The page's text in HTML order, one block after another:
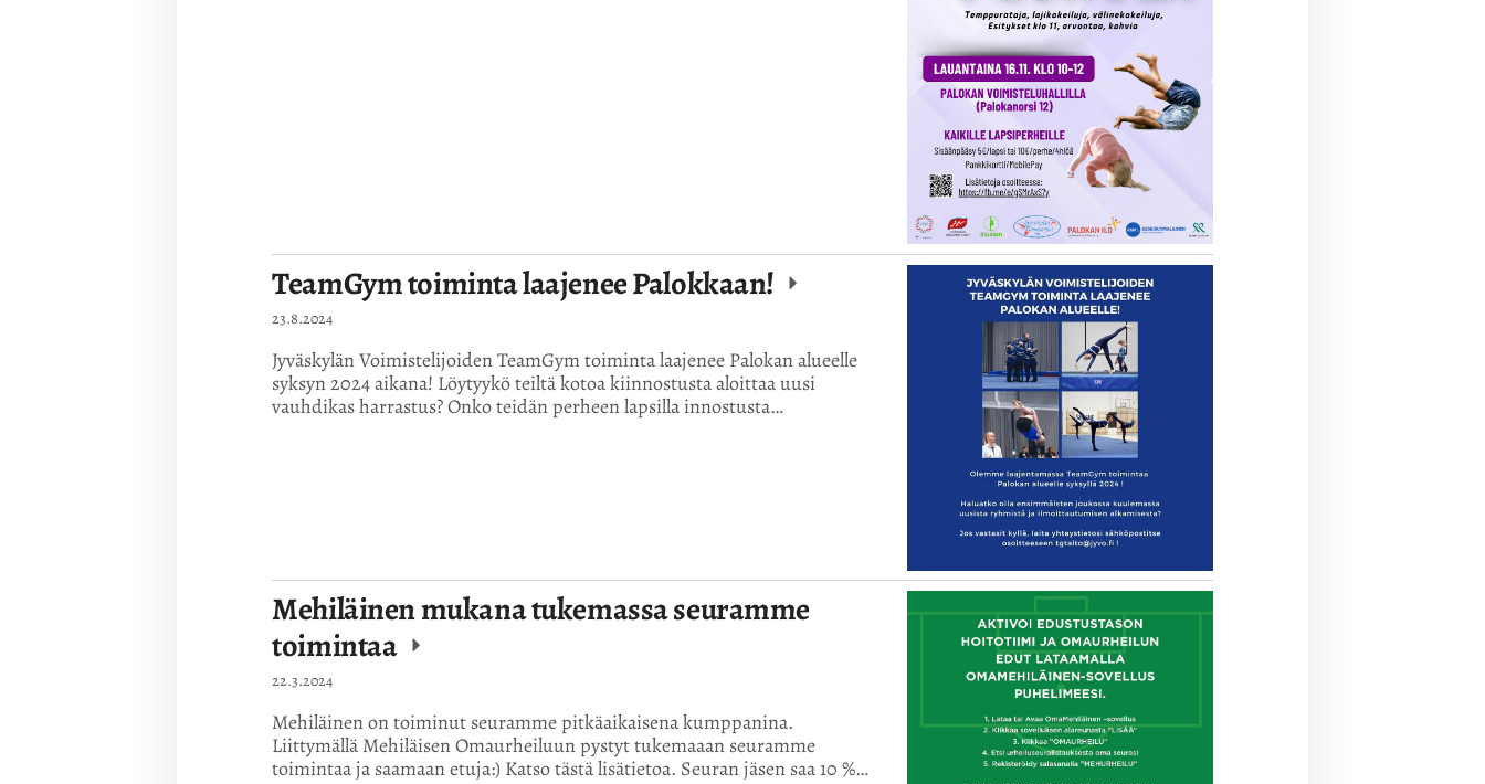
TeamGym toiminta laajenee Palokkaan!
23.8.2024
Jyväskylän Voimistelijoiden TeamGym toiminta laajenee Palokan alueelle
syksyn 2024 aikana! Löytyykö teiltä kotoa kiinnostusta aloittaa uusi
vauhdikas harrastus? Onko teidän perheen lapsilla innostusta…
Mehiläinen mukana tukemassa seuramme
toimintaa
22.3.2024
Mehiläinen on toiminut seuramme pitkäaikaisena kumppanina.
Liittymällä Mehiläisen Omaurheiluun pystyt tukemaaan seuramme
toimintaa ja saamaan etuja:) Katso tästä lisätietoa. Seuran jäsen saa 10 %…